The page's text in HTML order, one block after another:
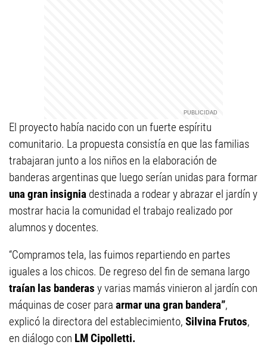
El proyecto había nacido con un fuerte espíritu
comunitario. La propuesta consistía en que las familias
trabajaran junto a los niños en la elaboración de
banderas argentinas que luego serían unidas para formar
una gran insignia destinada a rodear y abrazar el jardín y
mostrar hacia la comunidad el trabajo realizado por
alumnos y docentes.
“Compramos tela, las fuimos repartiendo en partes
iguales a los chicos. De regreso del fin de semana largo
traían las banderas y varias mamás vinieron al jardín con
máquinas de coser para armar una gran bandera”,
explicó la directora del establecimiento, Silvina Frutos,
en diálogo con LM Cipolletti.